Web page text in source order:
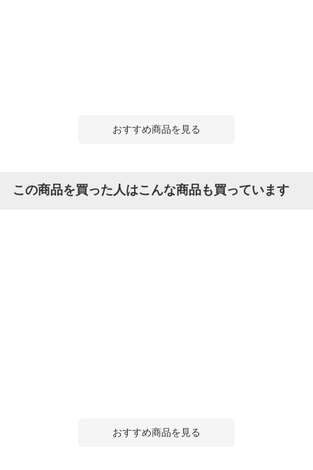
おすすめ商品を見る
この商品を買った人はこんな商品も買っています
おすすめ商品を見る